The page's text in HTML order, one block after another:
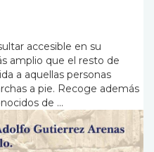
accesible en su
amplio que el resto de
a aquellas personas
a pie. Recoge además
de ...